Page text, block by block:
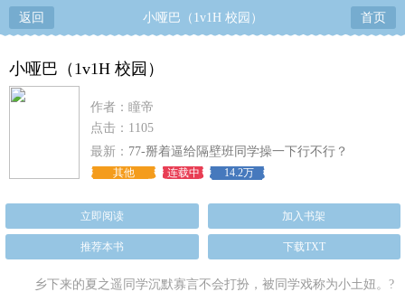
返回 小哑巴（1v1H 校园） 首页
小哑巴（1v1H 校园）
作者：瞳帝
点击：1105
最新： 77-掰着逼给隔壁班同学操一下行不行？
其他 连载中 14.2万
立即阅读 加入书架
推荐本书 下载TXT
乡下来的夏之遥同学沉默寡言不会打扮，被同学戏称为小土妞。?